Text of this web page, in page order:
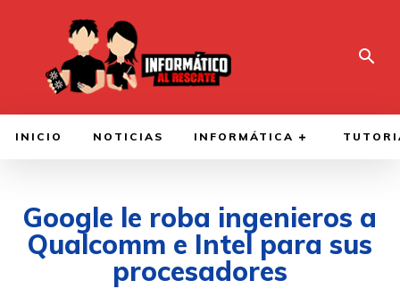
INICIO NOTICIAS INFORMÁTICA
Google le roba ingenieros a
Qualcomm e Intel para sus
procesadores